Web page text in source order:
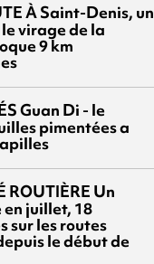
À Saint-Denis, un
virage de la
9 km
Guan Di - le
pimentées a
ROUTIÈRE Un
juillet, 18
sur les routes
le début de